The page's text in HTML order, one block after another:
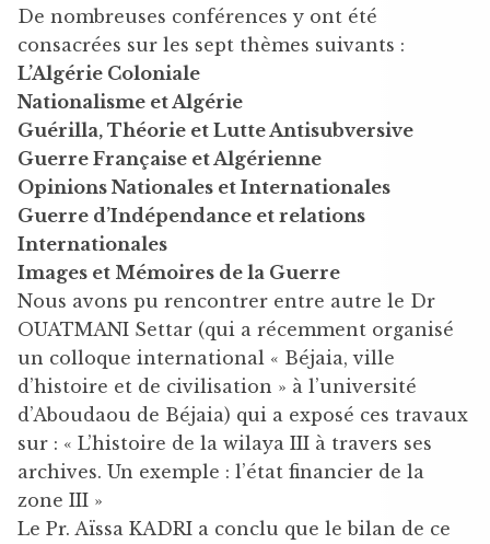
De nombreuses conférences y ont été
consacrées sur les sept thèmes suivants :
L’Algérie Coloniale
Nationalisme et Algérie
Guérilla, Théorie et Lutte Antisubversive
Guerre Française et Algérienne
Opinions Nationales et Internationales
Guerre d’Indépendance et relations
Internationales
Images et Mémoires de la Guerre
Nous avons pu rencontrer entre autre le Dr
OUATMANI Settar (qui a récemment organisé
un colloque international « Béjaia, ville
d’histoire et de civilisation » à l’université
d’Aboudaou de Béjaia) qui a exposé ces travaux
sur : « L’histoire de la wilaya III à travers ses
archives. Un exemple : l’état financier de la
zone III »
Le Pr. Aïssa KADRI a conclu que le bilan de ce